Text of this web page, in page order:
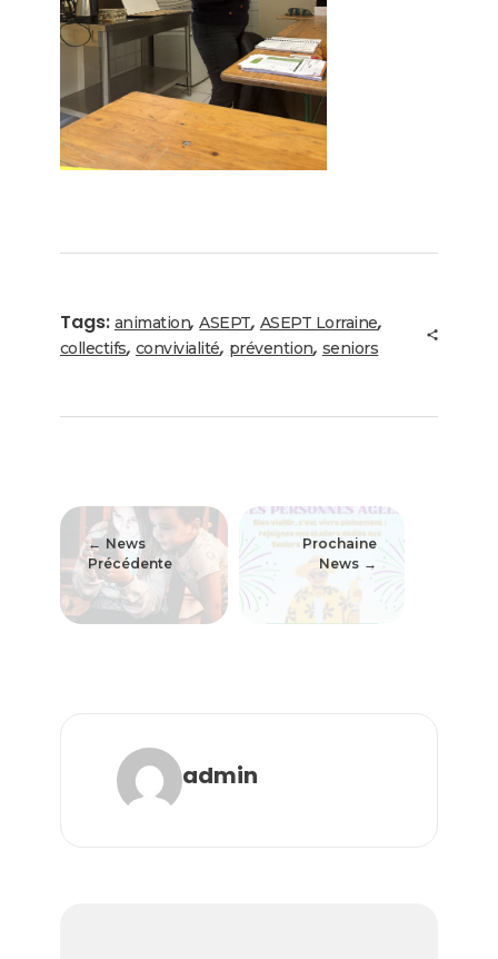
Tags: animation,ASEPT, ASEPT Lorraine,
collectifs, convivialité, prévention, seniors
News
Précédente
Prochaine
News
admin